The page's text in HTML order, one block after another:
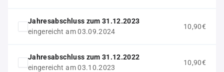
Jahresabschluss zum 31.12.2023
eingereicht am 03.09.2024
10,90€
Jahresabschluss zum 31.12.2022
eingereicht am 03.10.2023
10,90€